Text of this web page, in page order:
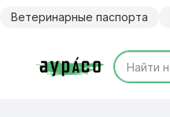
Ветеринарные паспорта